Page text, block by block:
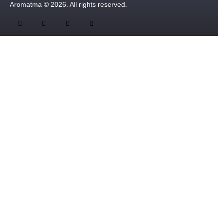
Aromatma © 2026. All rights reserved.